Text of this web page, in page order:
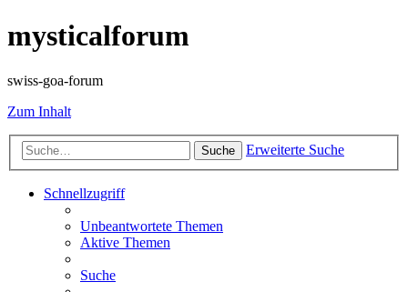
mysticalforum
swiss-goa-forum
Zum Inhalt
Suche Erweiterte Suche
Schnellzugriff
Unbeantwortete Themen
Aktive Themen
Suche